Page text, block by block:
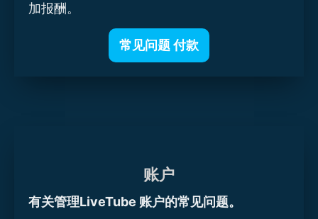
加报酬。
常见问题 付款
账户
有关管理LiveTube 账户的常见问题。